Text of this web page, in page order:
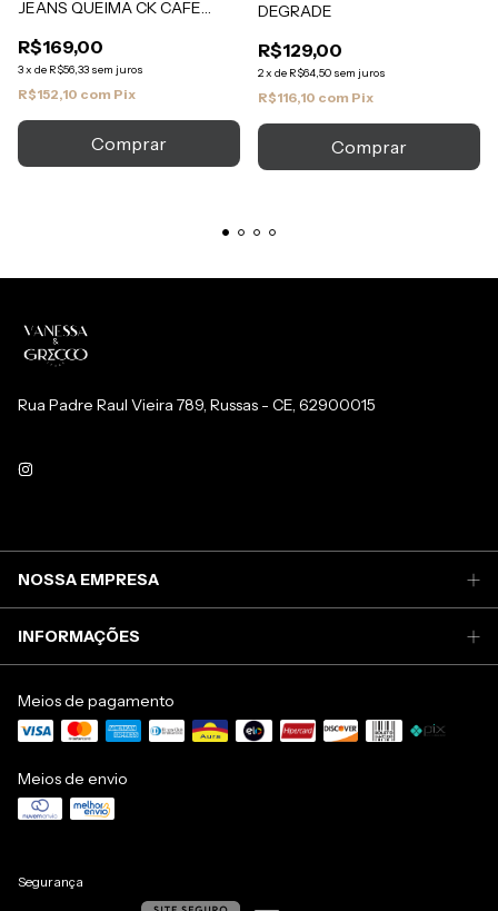
JEANS QUEIMA CK CAFE
R$169,00
3x de R$56,33 sem juros
R$152,10 com Pix
DEGRADE
R$129,00
2x de R$64,50 sem juros
R$116,10 com Pix
Comprar
Rua Padre Raul Vieira 789, Russas - CE, 62900015
NOSSA EMPRESA
INFORMAÇÕES
Meios de pagamento
Meios de envio
Segurança